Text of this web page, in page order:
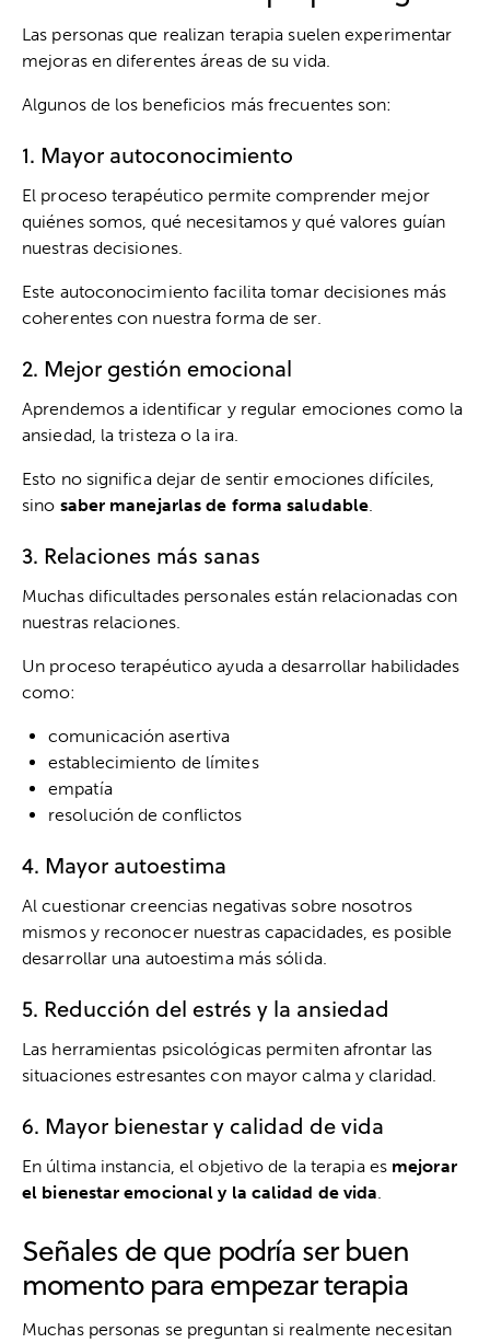
Las personas que realizan terapia suelen experimentar
mejoras en diferentes áreas de su vida.
Algunos de los beneficios más frecuentes son:
1. Mayor autoconocimiento
El proceso terapéutico permite comprender mejor
quiénes somos, qué necesitamos y qué valores guían
nuestras decisiones.
Este autoconocimiento facilita tomar decisiones más
coherentes con nuestra forma de ser.
2. Mejor gestión emocional
Aprendemos a identificar y regular emociones como la
ansiedad, la tristeza o la ira.
Esto no significa dejar de sentir emociones difíciles,
sino saber manejarlas de forma saludable
3. Relaciones más sanas
Muchas dificultades personales están relacionadas con
nuestras relaciones.
Un proceso terapéutico ayuda a desarrollar habilidades
como:
comunicación asertiva
establecimiento de límites
empatía
resolución de conflictos
4. Mayor autoestima
Al cuestionar creencias negativas sobre nosotros
mismos y reconocer nuestras capacidades, es posible
desarrollar una autoestima más sólida.
5. Reducción del estrés y la ansiedad
Las herramientas psicológicas permiten afrontar las
situaciones estresantes con mayor calma y claridad.
6. Mayor bienestar y calidad de vida
En última instancia, el objetivo de la terapia es mejorar
el bienestar emocional y la calidad de vida
Señales de que podría ser buen
momento para empezar terapia
Muchas personas se preguntan si realmente necesitan